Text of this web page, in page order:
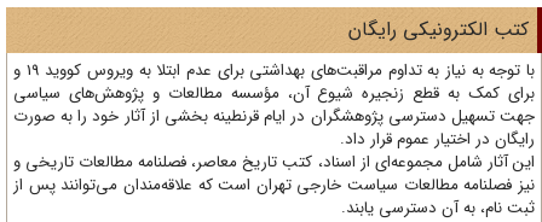
الکترونیکی رایگان
با توجه به نیاز به تداوم مراقبت‌های بهداشتی برای عدم ابتلا به ویروس کووید 19 و
کمک به قطع زنجیره شیوع آن، مؤسسه مطالعات و پژوهش‌های سیاسی
تسهیل دسترسی پژوهشگران در ایام قرنطینه بخشی از آثار خود را به صورت
در اختیار عموم قرار داد.
آثار شامل مجموعه‌ای از اسناد، کتب تاریخ معاصر، فصلنامه‌ مطالعات تاریخی و
فصلنامه مطالعات سیاست خارجی تهران است که علاقه‌مندان می‌توانند پس از
نام، به آن دسترسی یابند.